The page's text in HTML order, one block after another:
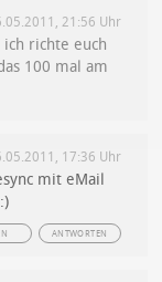
21:56 Uhr
richte euch
100 mal am
17:36 Uhr
mit eMail
ANTWORTEN